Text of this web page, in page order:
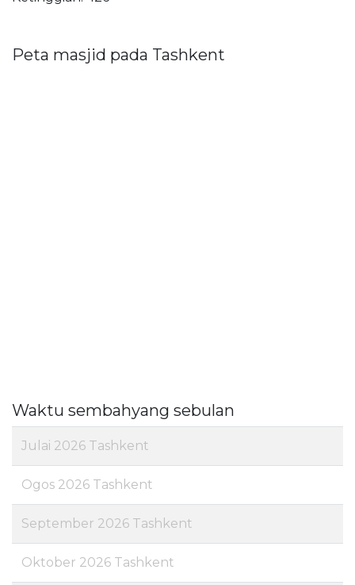
Peta masjid pada Tashkent
Waktu sembahyang sebulan
Julai 2026 Tashkent
Ogos 2026 Tashkent
September 2026 Tashkent
Oktober 2026 Tashkent